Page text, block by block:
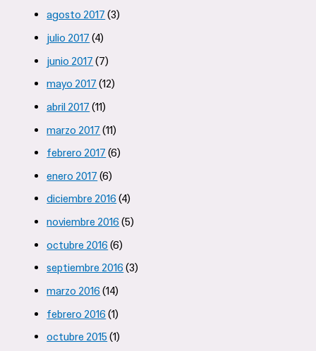
agosto 2017 (3)
julio 2017 (4)
junio 2017 (7)
mayo 2017 (12)
abril 2017 (11)
marzo 2017 (11)
febrero 2017 (6)
enero 2017 (6)
diciembre 2016 (4)
noviembre 2016 (5)
octubre 2016 (6)
septiembre 2016 (3)
marzo 2016 (14)
febrero 2016 (1)
octubre 2015 (1)